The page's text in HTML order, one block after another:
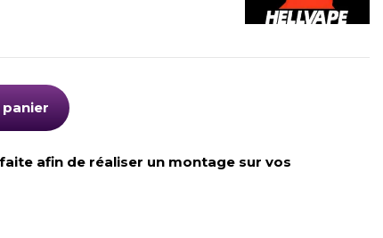
afin de réaliser un montage sur vos